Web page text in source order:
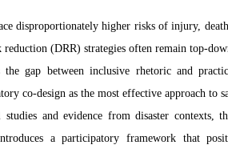
disproportionately higher risks of injury,
reduction (DRR) strategies often remain top-
gap between inclusive rhetoric and
co-design as the most effective approach to
and evidence from disaster
a participatory framework that